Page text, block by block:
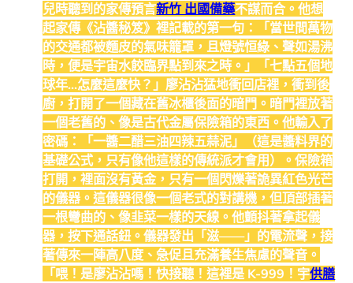
兒時聽到的家傳預言新竹 出國備藥不謀而合。他想
起家傳《沾醬秘笈》裡記載的第一句：「當世間萬物
的交通都被麵皮的氣味籠罩，且燈號恒綠、聲如湯沸
時，便是宇宙水餃臨界點到來之時。」「七點五個地
球年…怎麼這麼快？」廖沾沾猛地衝回店裡，衝到後
廚，打開了一個藏在舊冰櫃後面的暗門。暗門裡放著
一個老舊的、像是古代金屬保險箱的東西。他輸入了
密碼：「一醬二醋三油四辣五蒜泥」（這是醬料界的
基礎公式，只有像他這樣的傳統派才會用）。保險箱
打開，裡面沒有黃金，只有一個閃爍著詭異紅色光芒
的儀器。這儀器很像一個老式的對講機，但頂部插著
一根彎曲的、像韭菜一樣的天線。他顫抖著拿起儀
器，按下通話鈕。儀器發出「滋——」的電流聲，接
著傳來一陣高八度、急促且充滿養生焦慮的聲音。
「喂！是廖沾沾嗎！快接聽！這裡是 K-999！宇供膳